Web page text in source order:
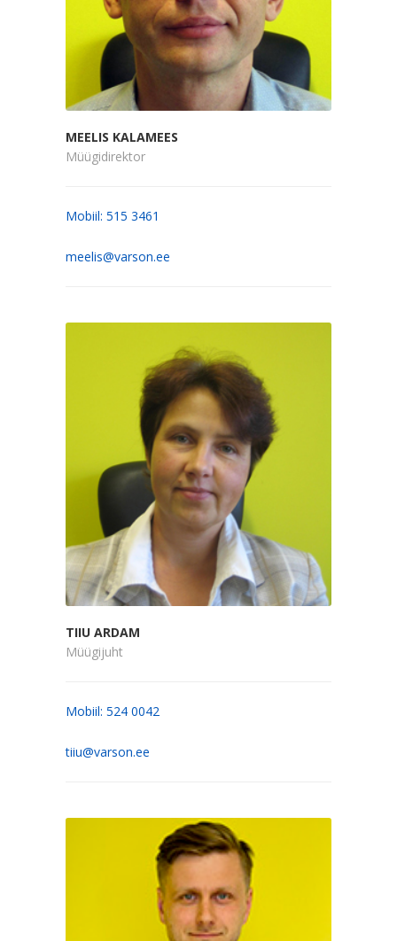
MEELIS KALAMEES
Müügidirektor
Mobiil: 515 3461
meelis@varson.ee
TIIU ARDAM
Müügijuht
Mobiil: 524 0042
tiiu@varson.ee